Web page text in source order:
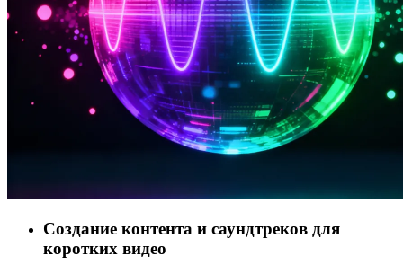
Создание контента и саундтреков для
коротких видео